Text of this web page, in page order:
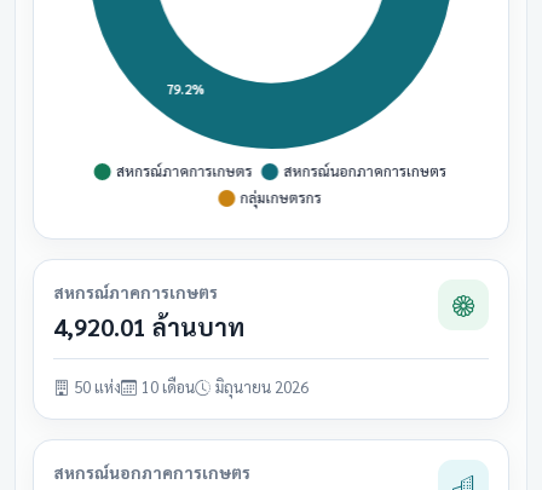
สหกรณ์ภาคการเกษตร
4,920.01 ล้านบาท
50 แห่ง 10 เดือน มิถุนายน 2026
สหกรณ์นอกภาคการเกษตร